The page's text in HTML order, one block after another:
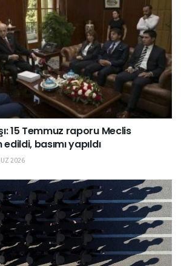
15 Temmuz raporu Meclis
basımı yapıldı
2026